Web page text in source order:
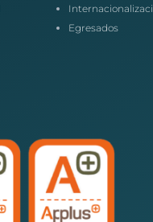
Egresados